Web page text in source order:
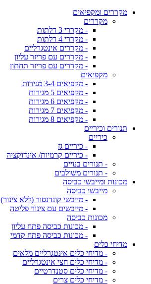
מקררים ומקפיאים
מקררים
- מקררי 3 דלתות
- מקררי 4 דלתות
- מקררים אינטגרליים
- מקררים עם פריזר עליון
- מקררים עם פריזר תחתון
מקפיאים
- מקפיאים 3-4 מגירות
- מקפיאים 5 מגירות
- מקפיאים 6 מגירות
- מקפיאים 7 מגירות
- מקפיאים 8 מגירות
תנורים וכיריים
כיריים
- כיריים גז
- כיריים קרמיות/ אינדוקציה
- תנורים בנויים
- תנורים משולבים
מכונות ומייבשי כביסה
מייבשי כביסה
- מייבשי קונדנסור (ללא צינור)
- מייבשים עם צינור פליטה
מכונות כביסה
- מכונות כביסה פתח עליון
- מכונות כביסה פתח קדמי
מדיחי כלים
- מדיחי כלים אינטגרליים מלאים
- מדיחי כלים חצי אינטגרליים
- מדיחי כלים סטנדרטיים
- מדיחי כלים צרים